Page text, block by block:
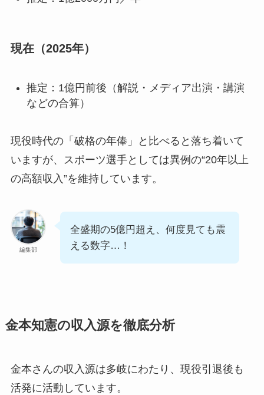
現在（2025年）
推定：1億円前後（解説・メディア出演・講演
などの合算）
現役時代の「破格の年俸」と比べると落ち着いて
いますが、スポーツ選手としては異例の“20年以上
の高額収入”を維持しています。
編集部
全盛期の5億円超え、何度見ても震
える数字…！
金本知憲の収入源を徹底分析
金本さんの収入源は多岐にわたり、現役引退後も
活発に活動しています。